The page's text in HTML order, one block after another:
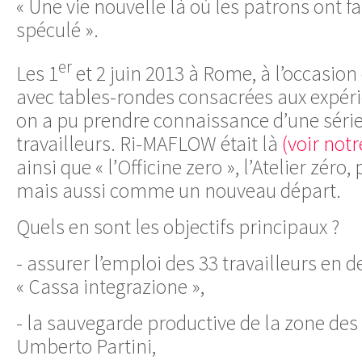
« Une vie nouvelle là où les patrons ont
spéculé ».
Les 1eret 2 juin 2013 à Rome, à
avec tables-rondes consacrées aux
on a pu prendre connaissance d’une
travailleurs. Ri-MAFLOW était là (voir
ainsi que « l’Officine zero », l’Atelier
mais aussi comme un nouveau départ.
Quels en sont les objectifs principaux ?
- assurer l’emploi des 33 travailleurs en
« Cassa integrazione »,
- la sauvegarde productive de la zone
Umberto Partini,